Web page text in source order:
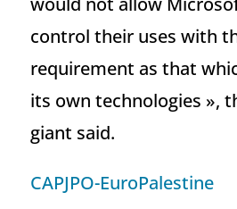
control their uses with
requirement as that
its own technologies »,
giant said.
CAPJPO-EuroPalestine